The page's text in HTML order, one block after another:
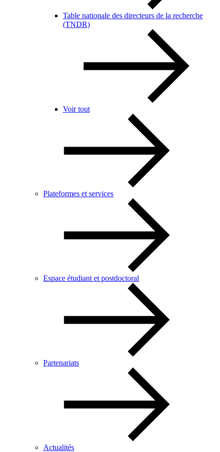
Table nationale des directeurs de la recherche
(TNDR)
Voir tout
Plateformes et services
Espace étudiant et postdoctoral
Partenariats
Actualités